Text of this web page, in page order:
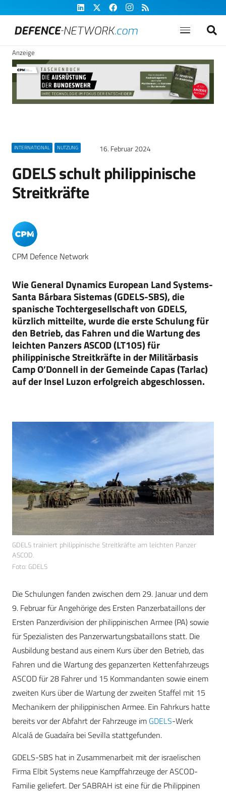
Anzeige
INTERNATIONAL NUTZUNG 16. Februar 2024
GDELS schult philippinische
Streitkräfte
CPM Defence Network
Wie General Dynamics European Land Systems-
Santa Bárbara Sistemas (GDELS-SBS), die
spanische Tochtergesellschaft von GDELS,
kürzlich mitteilte, wurde die erste Schulung für
den Betrieb, das Fahren und die Wartung des
leichten Panzers ASCOD (LT105) für
philippinische Streitkräfte in der Militärbasis
Camp O’Donnell in der Gemeinde Capas (Tarlac)
auf der Insel Luzon erfolgreich abgeschlossen.
GDELS trainiert philippinische Streitkräfte am leichten Panzer
ASCOD.
Foto: GDELS
Die Schulungen fanden zwischen dem 29. Januar und dem
9. Februar für Angehörige des Ersten Panzerbataillons der
Ersten Panzerdivision der philippinischen Armee (PA) sowie
für Spezialisten des Panzerwartungsbataillons statt. Die
Ausbildung bestand aus einem Kurs über den Betrieb, das
Fahren und die Wartung des gepanzerten Kettenfahrzeugs
ASCOD für 28 Fahrer und 15 Kommandanten sowie einem
zweiten Kurs über die Wartung der zweiten Staffel mit 15
Mechanikern der philippinischen Armee. Ein Fahrkurs hatte
bereits vor der Abfahrt der Fahrzeuge im GDELS-Werk
Alcalá de Guadaíra bei Sevilla stattgefunden.
GDELS-SBS hat in Zusammenarbeit mit der israelischen
Firma Elbit Systems neue Kampffahrzeuge der ASCOD-
Familie geliefert. Der SABRAH ist eine für die Philippinen